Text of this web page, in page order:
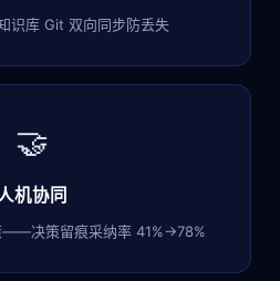
识库 Git 双向同步防丢失
🤝
机协同
——决策留痕采纳率 41%→78%